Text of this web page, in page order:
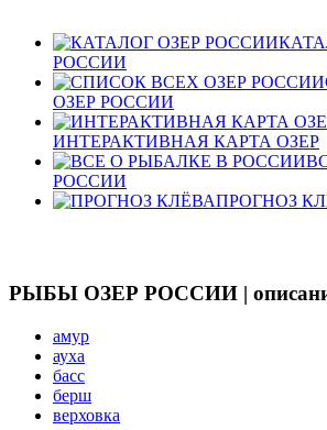
РОССИИ
ОЗЕР РОССИИ
ИНТЕРАКТИВНАЯ КАРТА ОЗЕР
РОССИИ
ПРОГНОЗ
РЫБЫ ОЗЕР РОССИИ |
амур
ауха
басс
берш
верховка